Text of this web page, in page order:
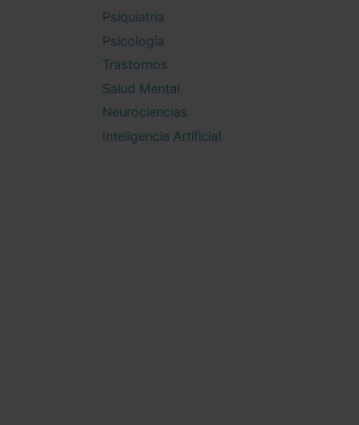
Psiquiatría
Psicología
Trastornos
Salud Mental
Neurociencias
Inteligencia Artificial